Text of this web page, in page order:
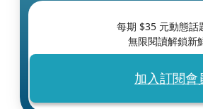
每期 $35 元動態話
無限閱讀解鎖新
加入訂閱會